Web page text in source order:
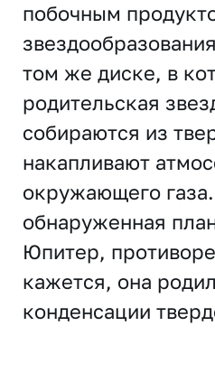
побочным
том же диске, в
родительская
собираются из
накапливают
окружающего
обнаруженная
Юпитер,
кажется, она
конденсации